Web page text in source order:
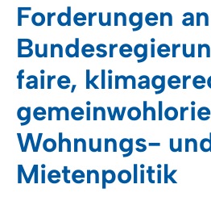
Forderungen
faire,
Wohnungs-
Mietenpolitik